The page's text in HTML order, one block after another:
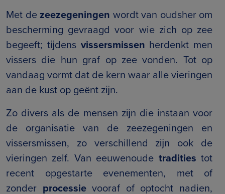
Met de zeezegeningen wordt van oudsher om
bescherming gevraagd voor wie zich op zee
begeeft; tĳdens vissersmissen herdenkt men
vissers die hun graf op zee vonden. Tot op
vandaag vormt dat de kern waar alle vieringen
aan de kust op geënt zĳn.
Zo divers als de mensen zĳn die instaan voor
de organisatie van de zeezegeningen en
vissersmissen, zo verschillend zĳn ook de
vieringen zelf. Van eeuwenoude tradities tot
recent opgestarte evenementen, met of
zonder processievooraf of optocht nadien,